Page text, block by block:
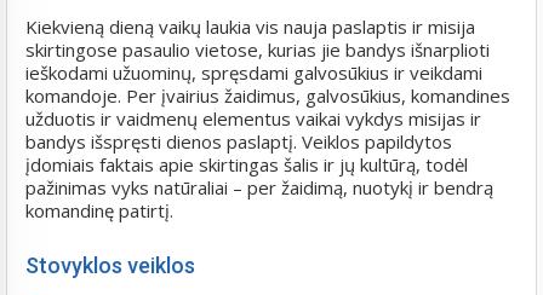
Kiekvieną dieną vaikų laukia vis nauja paslaptis ir misija
skirtingose pasaulio vietose, kurias jie bandys išnarplioti
ieškodami užuominų, spręsdami galvosūkius ir veikdami
komandoje. Per įvairius žaidimus, galvosūkius, komandines
užduotis ir vaidmenų elementus vaikai vykdys misijas ir
bandys išspręsti dienos paslaptį. Veiklos papildytos
įdomiais faktais apie skirtingas šalis ir jų kultūrą, todėl
pažinimas vyks natūraliai – per žaidimą, nuotykį ir bendrą
komandinę patirtį.
Stovyklos veiklos